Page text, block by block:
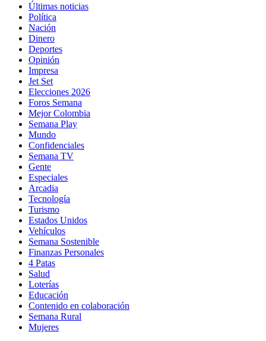
Últimas noticias
Política
Nación
Dinero
Deportes
Opinión
Impresa
Jet Set
Elecciones 2026
Foros Semana
Mejor Colombia
Semana Play
Mundo
Confidenciales
Semana TV
Gente
Especiales
Arcadia
Tecnología
Turismo
Estados Unidos
Vehículos
Semana Sostenible
Finanzas Personales
4 Patas
Salud
Loterías
Educación
Contenido en colaboración
Semana Rural
Mujeres